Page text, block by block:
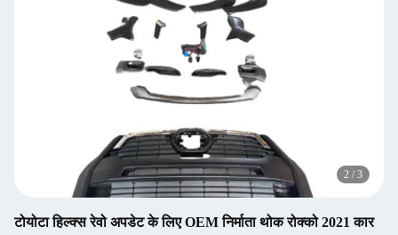
2 / 3
टोयोटा हिल्क्स रेवो अपडेट के लिए OEM निर्माता थोक रोक्को 2021 कार